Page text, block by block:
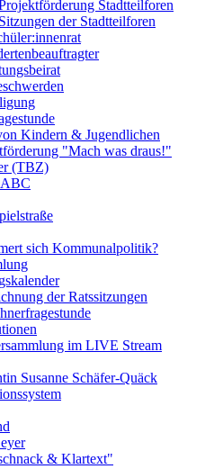
Stadtteilforen
Sitzungen der Stadtteilforen
Kindern & Jugendlichen
"Mach was draus!"
(TBZ)
sich Kommunalpolitik?
der Ratssitzungen
im LIVE Stream
Susanne Schäfer-Quäck
& Klartext"